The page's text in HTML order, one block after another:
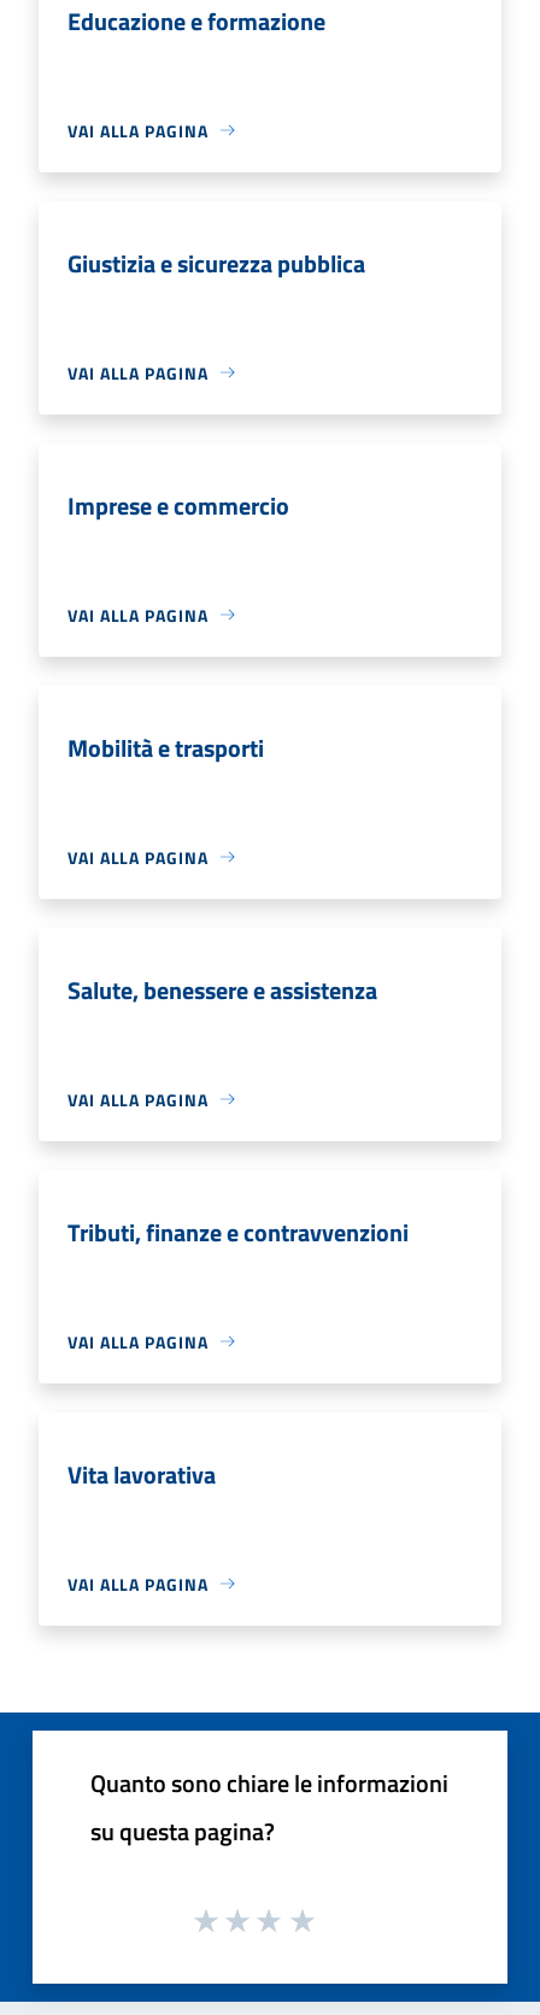
Educazione e formazione
VAI ALLA PAGINA
Giustizia e sicurezza pubblica
VAI ALLA PAGINA
Imprese e commercio
VAI ALLA PAGINA
Mobilità e trasporti
VAI ALLA PAGINA
Salute, benessere e assistenza
VAI ALLA PAGINA
Tributi, finanze e contravvenzioni
VAI ALLA PAGINA
Vita lavorativa
VAI ALLA PAGINA
Quanto sono chiare le informazioni
su questa pagina?